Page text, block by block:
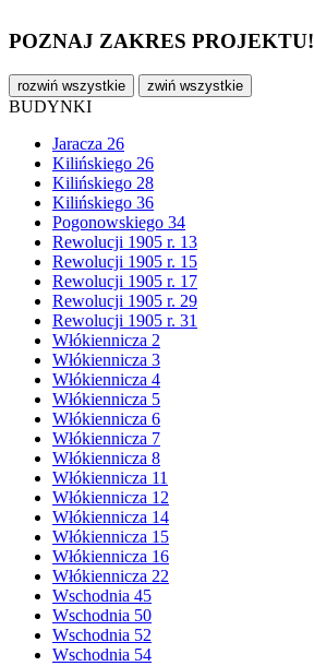
POZNAJ ZAKRES PROJEKTU!
rozwiń wszystkie zwiń wszystkie
BUDYNKI
Jaracza 26
Kilińskiego 26
Kilińskiego 28
Kilińskiego 36
Pogonowskiego 34
Rewolucji 1905 r. 13
Rewolucji 1905 r. 15
Rewolucji 1905 r. 17
Rewolucji 1905 r. 29
Rewolucji 1905 r. 31
Włókiennicza 2
Włókiennicza 3
Włókiennicza 4
Włókiennicza 5
Włókiennicza 6
Włókiennicza 7
Włókiennicza 8
Włókiennicza 11
Włókiennicza 12
Włókiennicza 14
Włókiennicza 15
Włókiennicza 16
Włókiennicza 22
Wschodnia 45
Wschodnia 50
Wschodnia 52
Wschodnia 54